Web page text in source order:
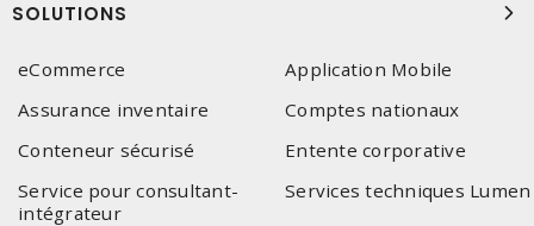
SOLUTIONS
eCommerce
Application Mobile
Assurance inventaire
Comptes nationaux
Conteneur sécurisé
Entente corporative
Service pour consultant-
intégrateur
Services techniques Lumen